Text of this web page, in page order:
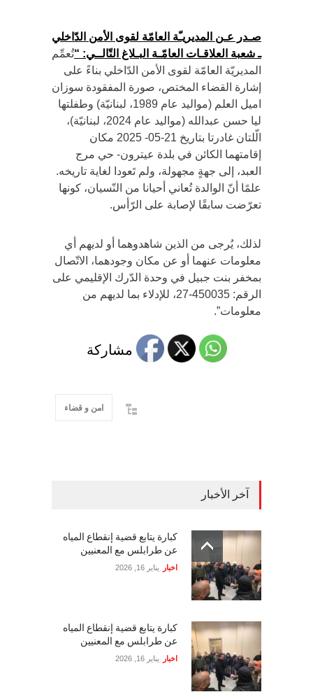
صـدر عـن المديريـّة العامّة لقوى الأمن الدّاخلي
ـ شعبة العلاقـات العامّـة البـلاغ التّالــي: “تُعمِّم
المديريّة العامّة لقوى الأمن الدّاخلي بناءً على
إشارة القضاء المختص، صورة المفقودة سوزان
اميل العلم (مواليد عام 1989، لبنانيّة) وطفلتها
ليا حسن عبدالله (مواليد عام 2024، لبنانيّة)،
الّلتان غادرتا بتاريخ 21-05- 2025 مكان
إقامتهما الكائن في بلدة عيترون- حي مرج
العبد، إلى جهةٍ مجهولة، ولم تَعودا لغاية تاريخه.
علمًا أنّ الوالدة تُعاني أحيانا من النّسيان، كونها
تعرّضت سابقًا لإصابة على الرّأس.
لذلك، يُرجى من الذين شاهدوهما أو لديهم أي
معلومات عنهما أو عن مكان وجودهما، الاتّصال
بمخفر بنت جبيل في وحدة الدّرك الإقليمي على
الرقم: 450035-27، للإدلاء بما لديهم من
معلومات”.
مشاركة
امن و قضاء
آخر الأخبار
كبارة يتابع قضية إنقطاع المياه
عن طرابلس مع المعنيين
اخبار يناير 16, 2026
كبارة يتابع قضية إنقطاع المياه
عن طرابلس مع المعنيين
اخبار يناير 16, 2026